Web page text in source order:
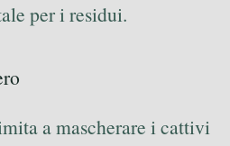
per i residui.
a mascherare i cattivi